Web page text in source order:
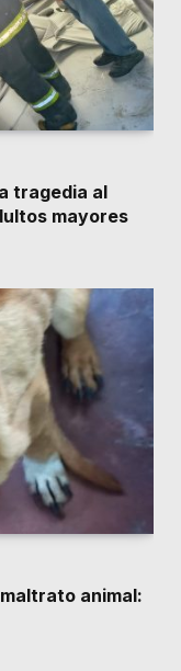
tragedia al
mayores
animal: